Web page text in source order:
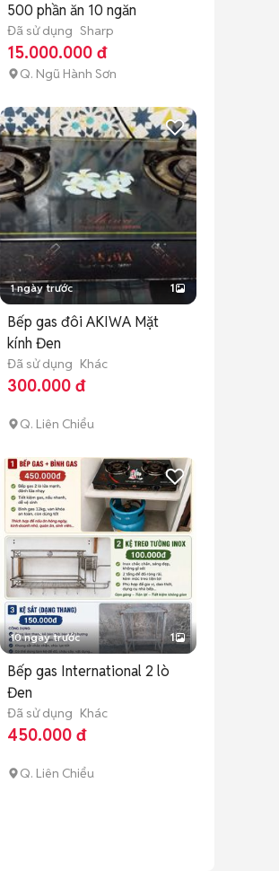
500 phần ăn 10 ngăn
Đã sử dụng Sharp
15.000.000 đ
Q. Ngũ Hành Sơn
1 ngày trước 1
Bếp gas đôi AKIWA Mặt
kính Đen
Đã sử dụng Khác
300.000 đ
Q. Liên Chiểu
10 ngày trước 1
Bếp gas International 2 lò
Đen
Đã sử dụng Khác
450.000 đ
Q. Liên Chiểu